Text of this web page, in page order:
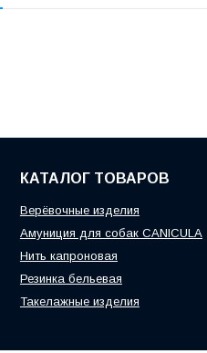
КАТАЛОГ ТОВАРОВ
Верёвочные изделия
Амуниция для собак CANICULA
Нить капроновая
Резинка бельевая
Такелажные изделия